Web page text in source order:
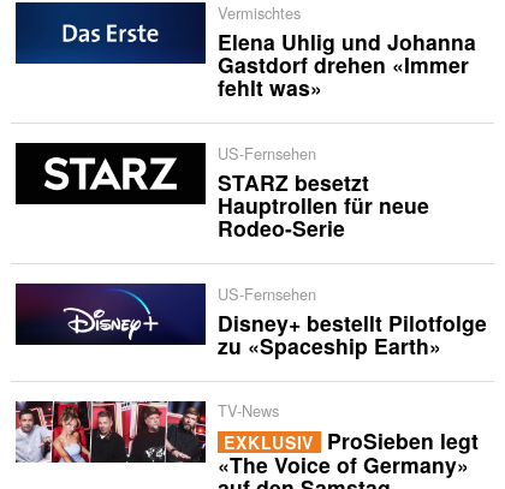
Vermischtes
Elena Uhlig und Johanna
Gastdorf drehen «Immer
fehlt was»
US-Fernsehen
STARZ besetzt
Hauptrollen für neue
Rodeo-Serie
US-Fernsehen
Disney+ bestellt Pilotfolge
zu «Spaceship Earth»
TV-News
EXKLUSIV ProSieben legt
«The Voice of Germany»